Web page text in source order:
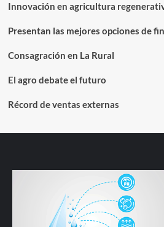
Innovación en agricultura
Presentan las mejores opciones de
Consagración en La Rural
El agro debate el futuro
Récord de ventas externas